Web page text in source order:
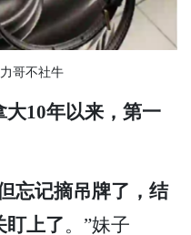
哥不社牛
大10年以来，第一
忘记摘吊牌了，结
盯上了。”妹子